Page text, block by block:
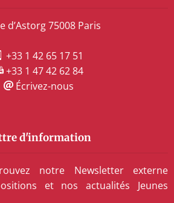
d’Astorg 75008 Paris
+33 1 42 65 17 51
+33 1 47 42 62 84
Écrivez-nous
d'information
notre Newsletter externe
et nos actualités Jeunes